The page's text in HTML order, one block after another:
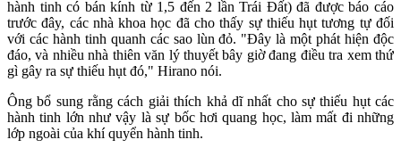
hành tinh có bán kính từ 1,5 đến 2 lần Trái Đất) đã được báo cáo
trước đây, các nhà khoa học đã cho thấy sự thiếu hụt tương tự đối
với các hành tinh quanh các sao lùn đỏ. "Đây là một phát hiện độc
đáo, và nhiều nhà thiên văn lý thuyết bây giờ đang điều tra xem thứ
gì gây ra sự thiếu hụt đó," Hirano nói.
Ông bổ sung rằng cách giải thích khả dĩ nhất cho sự thiếu hụt các
hành tinh lớn như vậy là sự bốc hơi quang học, làm mất đi những
lớp ngoài của khí quyển hành tinh.